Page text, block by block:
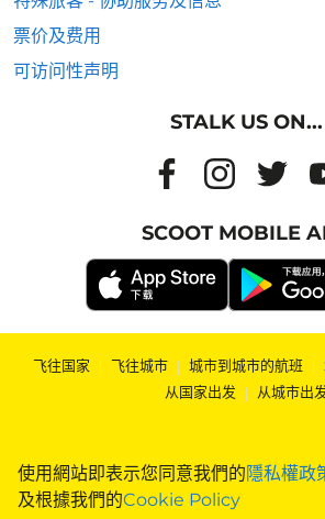
使用網站即表示您同意我們的隱私權政
及根據我們的Cookie Policy
票价及费用
可访问性声明
STALK US ON...
SCOOT MOBILE
飞往国家 | 飞往城市 | 城市到城市的航班 |
从国家出发 | 从城市出